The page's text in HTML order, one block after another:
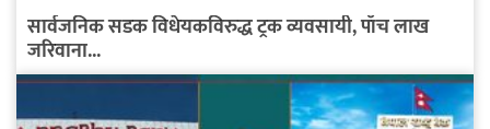
सार्वजनिक सडक विधेयकविरुद्ध ट्रक व्यवसायी, पाँच लाख
जरिवाना...